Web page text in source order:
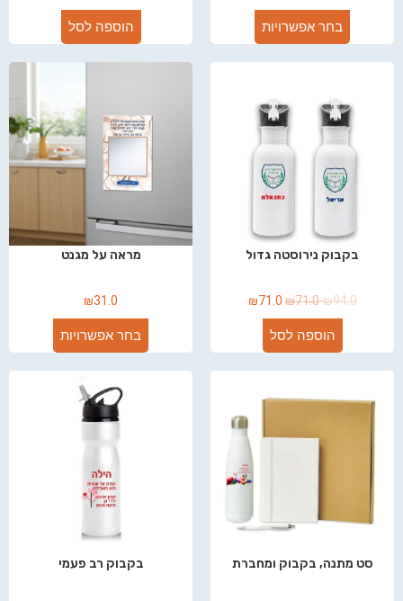
בחר אפשרויות הוספה לסל
בקבוק נירוסטה גדול
₪94.0
₪71.0
₪71.0
הוספה לסל
מראה על מגנט
₪31.0
בחר אפשרויות
סט מתנה, בקבוק ומחברת בקבוק רב פעמי